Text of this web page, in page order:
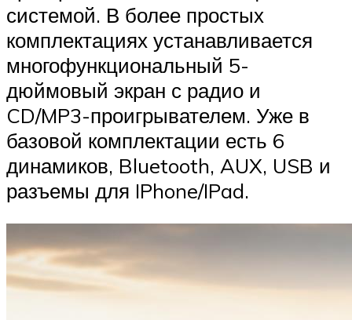
системой. В более простых
комплектациях устанавливается
многофункциональный 5-
дюймовый экран с радио и
CD/MP3-проигрывателем. Уже в
базовой комплектации есть 6
динамиков, Bluetooth, AUX, USB и
разъемы для IPhone/IPad.